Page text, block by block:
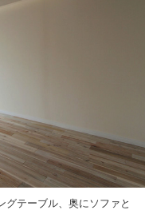
グテーブル、奥にソファと